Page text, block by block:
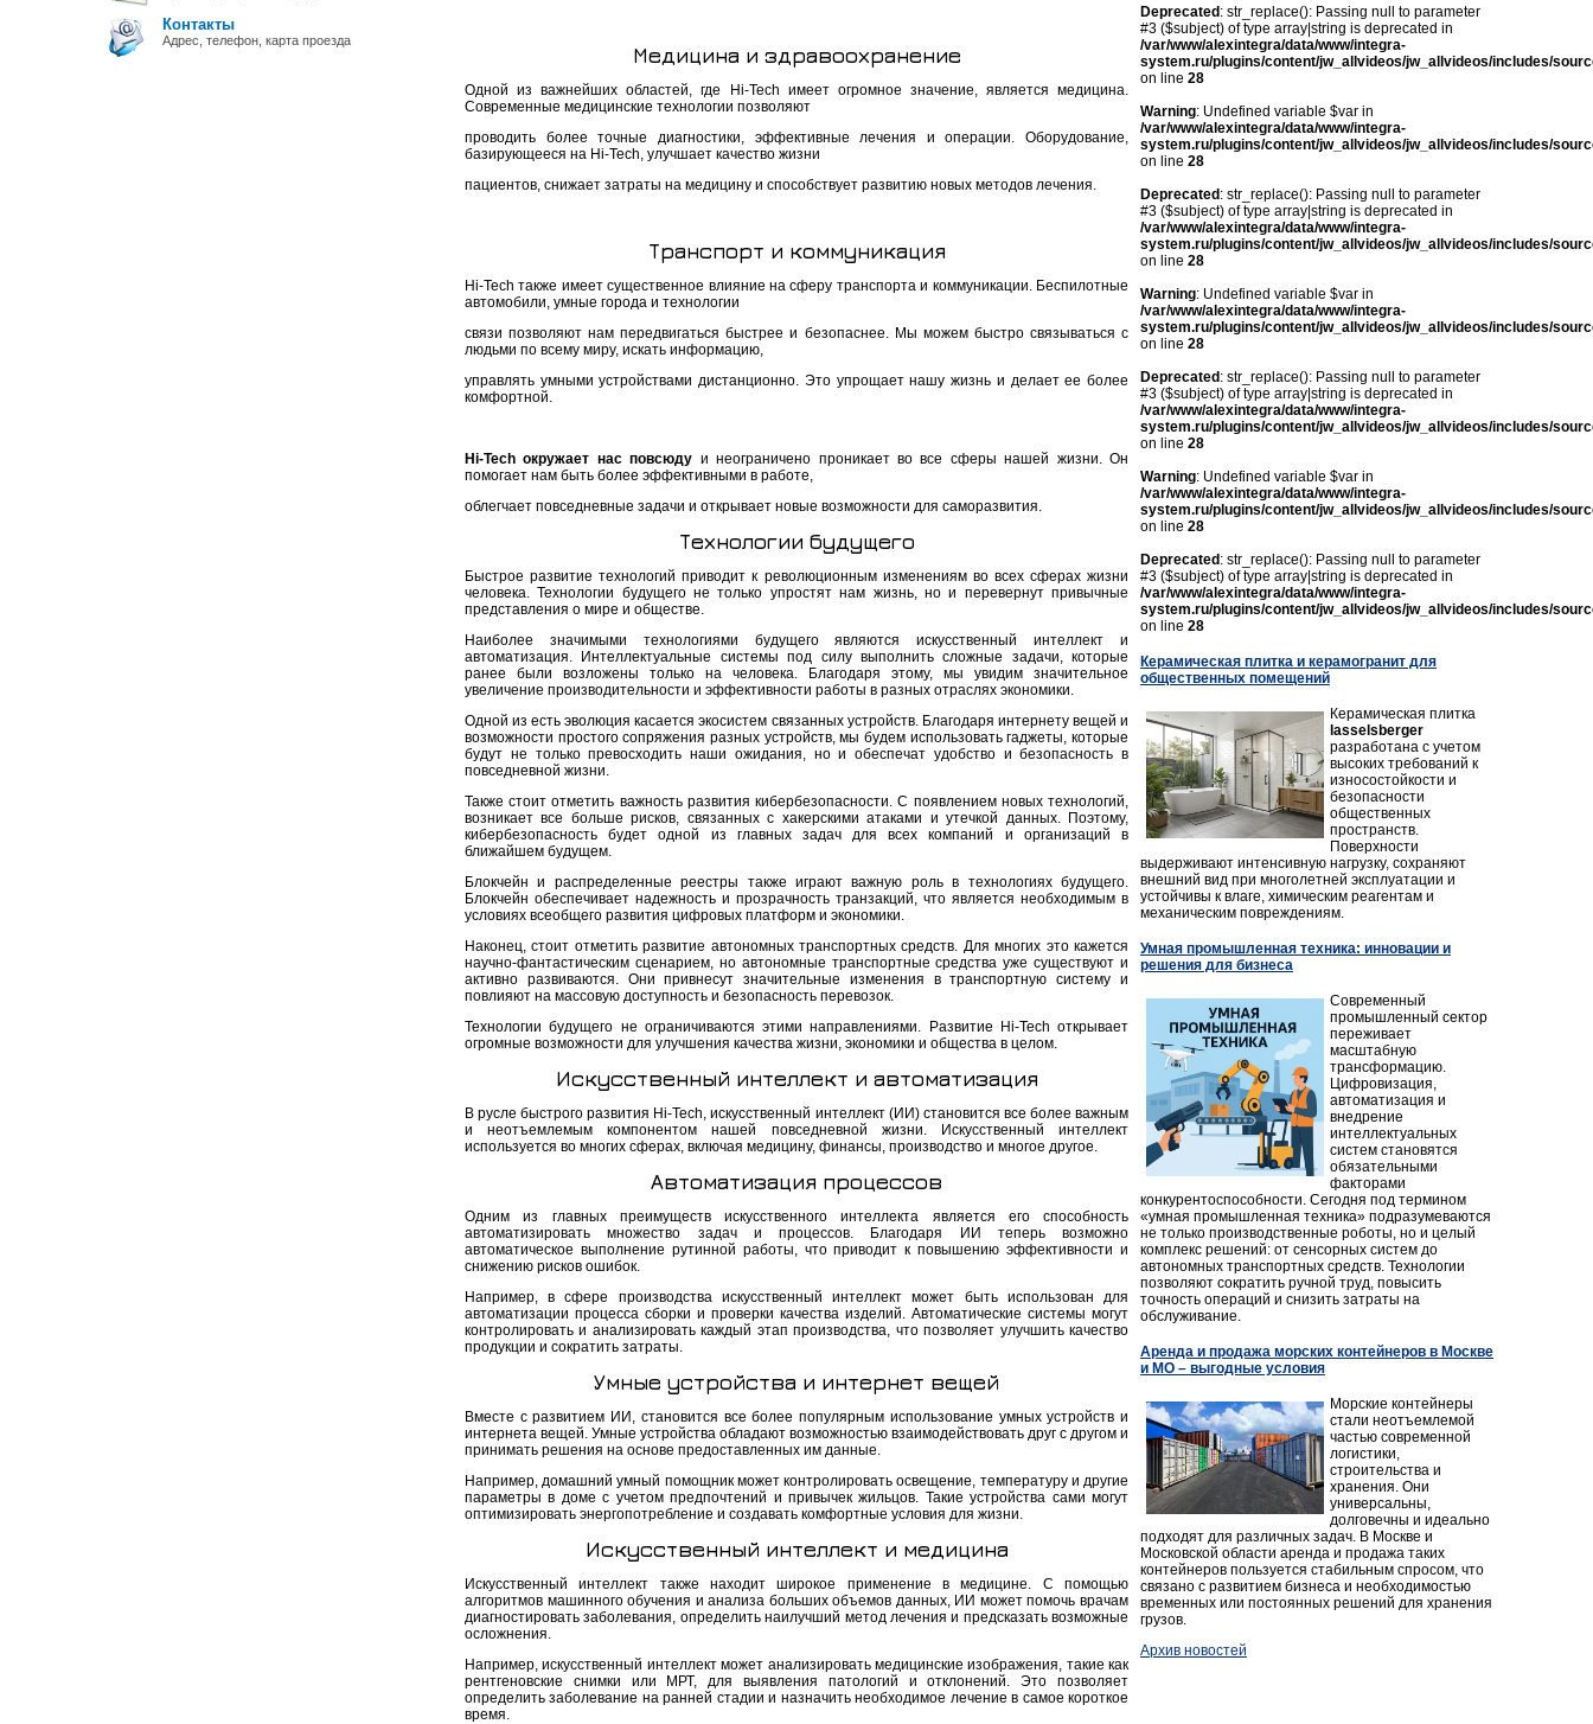
Контакты
Адрес, телефон, карта проезда
Медицина и здравоохранение
Одной из важнейших областей, где Hi-Tech имеет огромное значение, является медицина.
Современные медицинские технологии позволяют
проводить более точные диагностики, эффективные лечения и операции. Оборудование,
базирующееся на Hi-Tech, улучшает качество жизни
пациентов, снижает затраты на медицину и способствует развитию новых методов лечения.
Транспорт и коммуникация
Hi-Tech также имеет существенное влияние на сферу транспорта и коммуникации. Беспилотные
автомобили, умные города и технологии
связи позволяют нам передвигаться быстрее и безопаснее. Мы можем быстро связываться с
людьми по всему миру, искать информацию,
управлять умными устройствами дистанционно. Это упрощает нашу жизнь и делает ее более
комфортной.
Hi-Tech окружает нас повсюду и неограничено проникает во все сферы нашей жизни. Он
помогает нам быть более эффективными в работе,
облегчает повседневные задачи и открывает новые возможности для саморазвития.
Технологии будущего
Быстрое развитие технологий приводит к революционным изменениям во всех сферах жизни
человека. Технологии будущего не только упростят нам жизнь, но и перевернут привычные
представления о мире и обществе.
Наиболее значимыми технологиями будущего являются искусственный интеллект и
автоматизация. Интеллектуальные системы под силу выполнить сложные задачи, которые
ранее были возложены только на человека. Благодаря этому, мы увидим значительное
увеличение производительности и эффективности работы в разных отраслях экономики.
Одной из есть эволюция касается экосистем связанных устройств. Благодаря интернету вещей и
возможности простого сопряжения разных устройств, мы будем использовать гаджеты, которые
будут не только превосходить наши ожидания, но и обеспечат удобство и безопасность в
повседневной жизни.
Также стоит отметить важность развития кибербезопасности. С появлением новых технологий,
возникает все больше рисков, связанных с хакерскими атаками и утечкой данных. Поэтому,
кибербезопасность будет одной из главных задач для всех компаний и организаций в
ближайшем будущем.
Блокчейн и распределенные реестры также играют важную роль в технологиях будущего.
Блокчейн обеспечивает надежность и прозрачность транзакций, что является необходимым в
условиях всеобщего развития цифровых платформ и экономики.
Наконец, стоит отметить развитие автономных транспортных средств. Для многих это кажется
научно-фантастическим сценарием, но автономные транспортные средства уже существуют и
активно развиваются. Они привнесут значительные изменения в транспортную систему и
повлияют на массовую доступность и безопасность перевозок.
Технологии будущего не ограничиваются этими направлениями. Развитие Hi-Tech открывает
огромные возможности для улучшения качества жизни, экономики и общества в целом.
Искусственный интеллект и автоматизация
В русле быстрого развития Hi-Tech, искусственный интеллект (ИИ) становится все более важным
и неотъемлемым компонентом нашей повседневной жизни. Искусственный интеллект
используется во многих сферах, включая медицину, финансы, производство и многое другое.
Автоматизация процессов
Одним из главных преимуществ искусственного интеллекта является его способность
автоматизировать множество задач и процессов. Благодаря ИИ теперь возможно
автоматическое выполнение рутинной работы, что приводит к повышению эффективности и
снижению рисков ошибок.
Например, в сфере производства искусственный интеллект может быть использован для
автоматизации процесса сборки и проверки качества изделий. Автоматические системы могут
контролировать и анализировать каждый этап производства, что позволяет улучшить качество
продукции и сократить затраты.
Умные устройства и интернет вещей
Вместе с развитием ИИ, становится все более популярным использование умных устройств и
интернета вещей. Умные устройства обладают возможностью взаимодействовать друг с другом и
принимать решения на основе предоставленных им данные.
Например, домашний умный помощник может контролировать освещение, температуру и другие
параметры в доме с учетом предпочтений и привычек жильцов. Такие устройства сами могут
оптимизировать энергопотребление и создавать комфортные условия для жизни.
Искусственный интеллект и медицина
Искусственный интеллект также находит широкое применение в медицине. С помощью
алгоритмов машинного обучения и анализа больших объемов данных, ИИ может помочь врачам
диагностировать заболевания, определить наилучший метод лечения и предсказать возможные
осложнения.
Например, искусственный интеллект может анализировать медицинские изображения, такие как
рентгеновские снимки или МРТ, для выявления патологий и отклонений. Это позволяет
определить заболевание на ранней стадии и назначить необходимое лечение в самое короткое
время.
Deprecated : str_replace(): Passing null to parameter
#3 ($subject) of type array|string is deprecated in
/var/www/alexintegra/data/www/integra-
system.ru/plugins/content/jw_allvideos/jw_allvideos/includes/
on line 28
Warning: Undefined variable $var in
/var/www/alexintegra/data/www/integra-
system.ru/plugins/content/jw_allvideos/jw_allvideos/includes/
on line 28
Deprecated : str_replace(): Passing null to parameter
#3 ($subject) of type array|string is deprecated in
/var/www/alexintegra/data/www/integra-
system.ru/plugins/content/jw_allvideos/jw_allvideos/includes/
on line 28
Warning: Undefined variable $var in
/var/www/alexintegra/data/www/integra-
system.ru/plugins/content/jw_allvideos/jw_allvideos/includes/
on line 28
Deprecated : str_replace(): Passing null to parameter
#3 ($subject) of type array|string is deprecated in
/var/www/alexintegra/data/www/integra-
system.ru/plugins/content/jw_allvideos/jw_allvideos/includes/
on line 28
Warning: Undefined variable $var in
/var/www/alexintegra/data/www/integra-
system.ru/plugins/content/jw_allvideos/jw_allvideos/includes/
on line 28
Deprecated : str_replace(): Passing null to parameter
#3 ($subject) of type array|string is deprecated in
/var/www/alexintegra/data/www/integra-
system.ru/plugins/content/jw_allvideos/jw_allvideos/includes/
on line 28
Керамическая плитка и керамогранит для
общественных помещений
Керамическая плитка
lasselsberger
разработана с учетом
высоких требований к
износостойкости и
безопасности
общественных
пространств.
Поверхности
выдерживают интенсивную нагрузку, сохраняют
внешний вид при многолетней эксплуатации и
устойчивы к влаге, химическим реагентам и
механическим повреждениям.
Умная промышленная техника: инновации и
решения для бизнеса
Современный
промышленный сектор
переживает
масштабную
трансформацию.
Цифровизация,
автоматизация и
внедрение
интеллектуальных
систем становятся
обязательными
факторами
конкурентоспособности. Сегодня под термином
«умная промышленная техника» подразумеваются
не только производственные роботы, но и целый
комплекс решений: от сенсорных систем до
автономных транспортных средств. Технологии
позволяют сократить ручной труд, повысить
точность операций и снизить затраты на
обслуживание.
Аренда и продажа морских контейнеров в Москве
и МО – выгодные условия
Морские контейнеры
стали неотъемлемой
частью современной
логистики,
строительства и
хранения. Они
универсальны,
долговечны и идеально
подходят для различных задач. В Москве и
Московской области аренда и продажа таких
контейнеров пользуется стабильным спросом, что
связано с развитием бизнеса и необходимостью
временных или постоянных решений для хранения
грузов.
Архив новостей